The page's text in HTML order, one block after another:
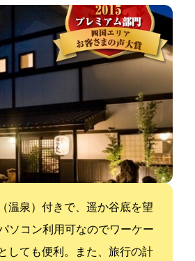
温泉）付きで、遥か谷底を望
ソコン利用可なのでワーケー
しても便利。また、旅行の計